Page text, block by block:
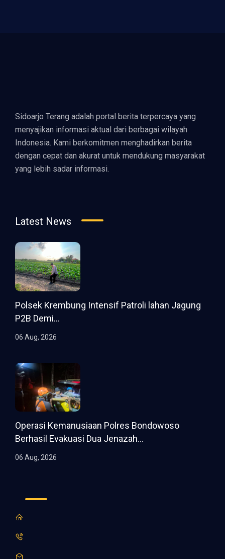
Sidoarjo Terang adalah portal berita terpercaya yang
menyajikan informasi aktual dari berbagai wilayah
Indonesia. Kami berkomitmen menghadirkan berita
dengan cepat dan akurat untuk mendukung masyarakat
yang lebih sadar informasi.
Latest News
Polsek Krembung Intensif Patroli lahan Jagung
P2B Demi...
06 Aug, 2026
Operasi Kemanusiaan Polres Bondowoso
Berhasil Evakuasi Dua Jenazah...
06 Aug, 2026